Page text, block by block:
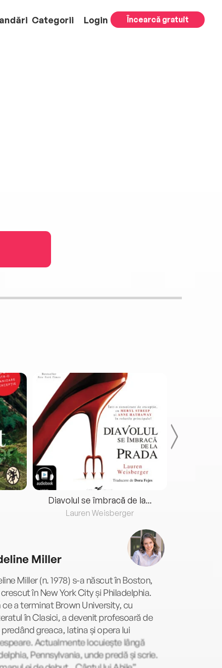
Categorii Login Încearcă gratuit
Diavolul se îmbracă de la...
Lauren Weisberger
Miller
Miller (n. 1978) s-a născut în Boston,
în New York City și Philadelphia.
ce a terminat Brown University, cu
în Clasici, a devenit profesoară de
predând greaca, latina și opera lui
Actualmente locuiește lângă
Pennsylvania, unde predă și scrie.